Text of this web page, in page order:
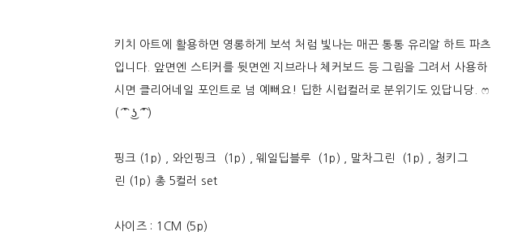
키치 아트에 활용하면 영롱하게 보석 처럼 빛나는 매끈 통통 유리알 하트 파츠
입니다. 앞면엔 스티커를 뒷면엔 지브라나 체커보드 등 그림을 그려서 사용하
시면 클리어네일 포인트로 넘 예뻐요! 딥한 시럽컬러로 분위기도 있답니당. ෆ
( ͡° ͜ʖ ͡°)
핑크 (1p) , 와인핑크 (1p) , 웨일딥블루 (1p) , 말차그린 (1p) , 청키그
린 (1p) 총 5컬러 set
사이즈 : 1CM (5p)